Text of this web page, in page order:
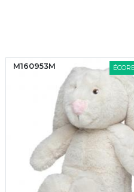
ÉCORESPONSABLE